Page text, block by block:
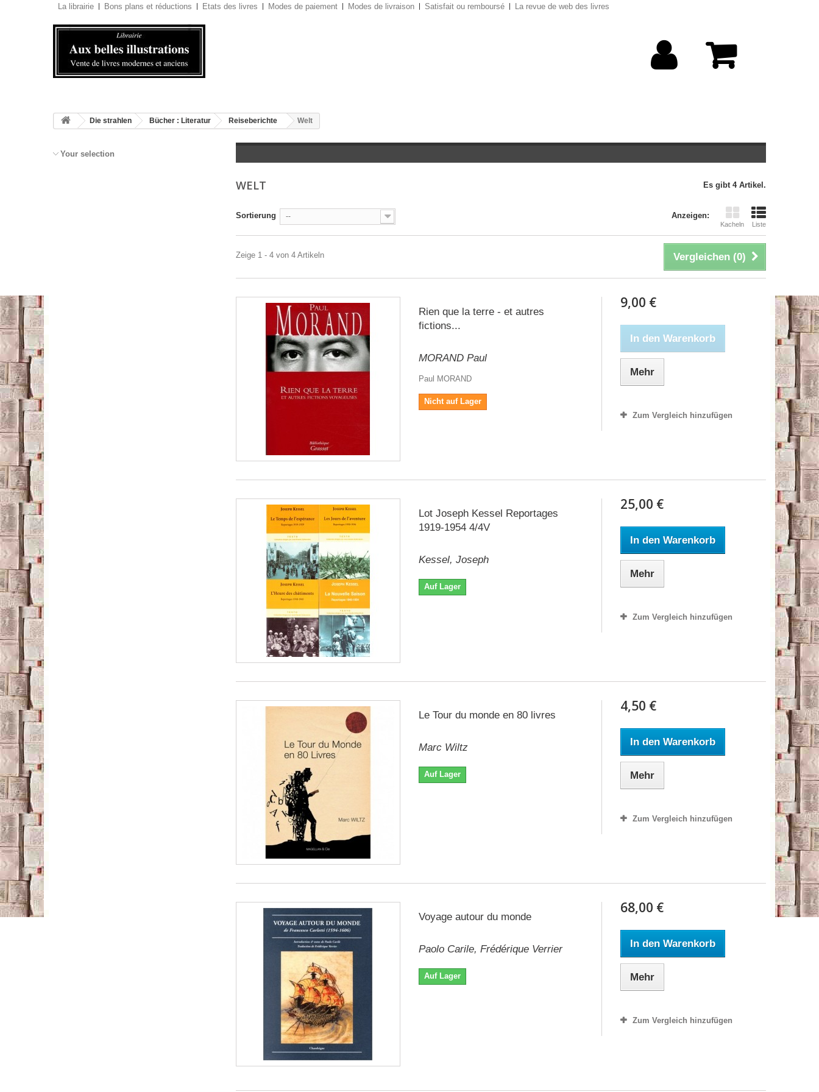
La librairie Bons plans et réductions Etats des livres Modes de paiement Modes de livraison Satisfait ou remboursé La revue de web des livres
Die strahlen Bücher : Literatur Reiseberichte Welt
Your selection
WELT Es gibt 4 Artikel.
Anzeigen:
Kacheln Liste
Sortierung --
Vergleichen (0)
Zeige 1 - 4 von 4 Artikeln
Rien que la terre - et autres
fictions...
MORAND Paul
Paul MORAND
Nicht auf Lager
9,00 €
In den Warenkorb
Mehr
Zum Vergleich hinzufügen
Lot Joseph Kessel Reportages
1919-1954 4/4V
Kessel, Joseph
Auf Lager
25,00 €
In den Warenkorb
Mehr
Zum Vergleich hinzufügen
Le Tour du monde en 80 livres
Marc Wiltz
Auf Lager
4,50 €
In den Warenkorb
Mehr
Zum Vergleich hinzufügen
Voyage autour du monde
Paolo Carile, Frédérique Verrier
Auf Lager
68,00 €
In den Warenkorb
Mehr
Zum Vergleich hinzufügen